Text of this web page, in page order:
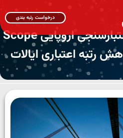
درخواست رتبه بندی
هشدار آژانس اعتبارسنجی اروپایی Scope
رتبه اعتباری ایالات